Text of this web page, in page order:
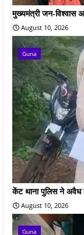
मुख्यमंत्री जन-विश्वास
August 10, 2026
Guna
केंट थाना पुलिस ने अवैध
August 10, 2026
Guna